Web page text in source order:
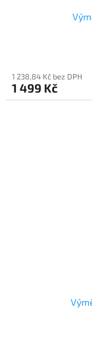
1 238,84 Kč bez DPH
1 499 Kč